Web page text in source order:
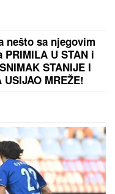
PRODAJE KUĆU
200.000 EVRA
i pokrenuli